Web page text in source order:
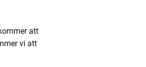
att
vi att